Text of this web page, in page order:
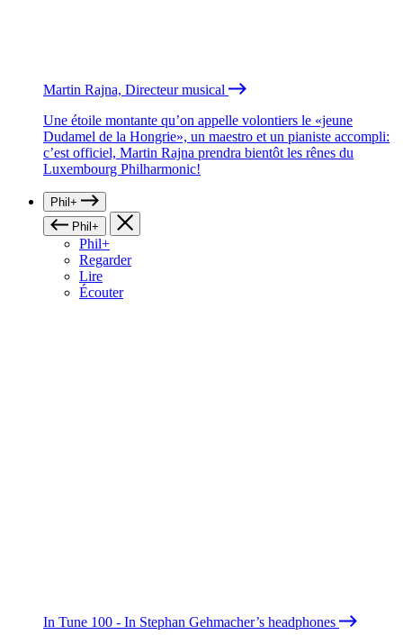
Martin Rajna, Directeur musical
Une étoile montante qu’on appelle volontiers le «jeune
Dudamel de la Hongrie», un maestro et un pianiste accompli:
c’est officiel, Martin Rajna prendra bientôt les rênes du
Luxembourg Philharmonic!
Phil+
Phil+
Phil+
Regarder
Lire
Écouter
In Tune 100 - In Stephan Gehmacher’s headphones